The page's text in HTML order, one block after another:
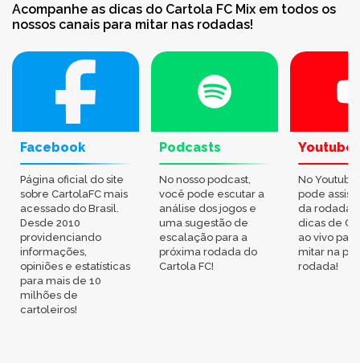
Acompanhe as dicas do Cartola FC Mix em todos os
nossos canais para mitar nas rodadas!
Facebook
Página oficial do site
sobre CartolaFC mais
acessado do Brasil.
Desde 2010
providenciando
informações,
opiniões e estatísticas
para mais de 10
milhões de
cartoleiros!
Podcasts
No nosso podcast,
você pode escutar a
análise dos jogos e
uma sugestão de
escalação para a
próxima rodada do
Cartola FC!
Youtube
No
pode
da rodada,
dicas de
ao vivo
mitar na
rodada!